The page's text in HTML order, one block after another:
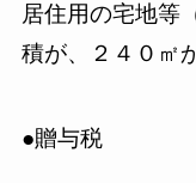
居住用の宅地等
積が、２４０㎡
●贈与税